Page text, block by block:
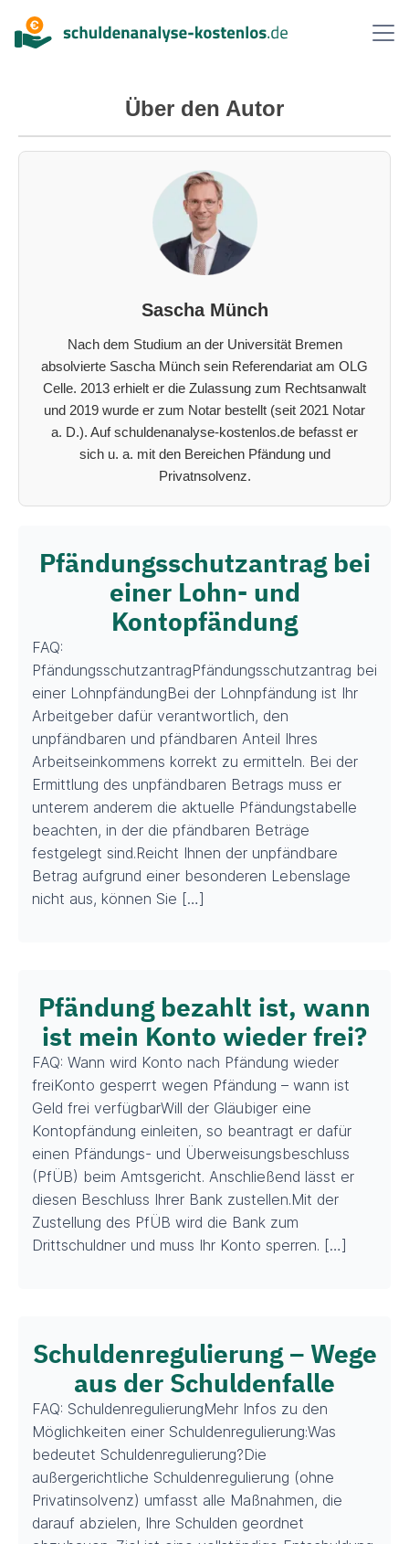
springen
Über den Autor
Sascha Münch
Nach dem Studium an der Universität Bremen
absolvierte Sascha Münch sein Referendariat am OLG
Celle. 2013 erhielt er die Zulassung zum Rechtsanwalt
und 2019 wurde er zum Notar bestellt (seit 2021 Notar
a. D.). Auf schuldenanalyse-kostenlos.de befasst er
sich u. a. mit den Bereichen Pfändung und
Privatnsolvenz.
Pfändungsschutzantrag bei
einer Lohn- und
Kontopfändung
FAQ:
PfändungsschutzantragPfändungsschutzantrag bei
einer LohnpfändungBei der Lohnpfändung ist Ihr
Arbeitgeber dafür verantwortlich, den
unpfändbaren und pfändbaren Anteil Ihres
Arbeitseinkommens korrekt zu ermitteln. Bei der
Ermittlung des unpfändbaren Betrags muss er
unterem anderem die aktuelle Pfändungstabelle
beachten, in der die pfändbaren Beträge
festgelegt sind.Reicht Ihnen der unpfändbare
Betrag aufgrund einer besonderen Lebenslage
nicht aus, können Sie […]
Pfändung bezahlt ist, wann
ist mein Konto wieder frei?
FAQ: Wann wird Konto nach Pfändung wieder
freiKonto gesperrt wegen Pfändung – wann ist
Geld frei verfügbarWill der Gläubiger eine
Kontopfändung einleiten, so beantragt er dafür
einen Pfändungs- und Überweisungsbeschluss
(PfÜB) beim Amtsgericht. Anschließend lässt er
diesen Beschluss Ihrer Bank zustellen.Mit der
Zustellung des PfÜB wird die Bank zum
Drittschuldner und muss Ihr Konto sperren. […]
Schuldenregulierung – Wege
aus der Schuldenfalle
FAQ: SchuldenregulierungMehr Infos zu den
Möglichkeiten einer Schuldenregulierung:Was
bedeutet Schuldenregulierung?Die
außergerichtliche Schuldenregulierung (ohne
Privatinsolvenz) umfasst alle Maßnahmen, die
darauf abzielen, Ihre Schulden geordnet